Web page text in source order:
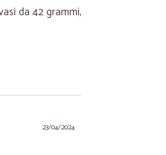
da 42 grammi,
23/04/2024